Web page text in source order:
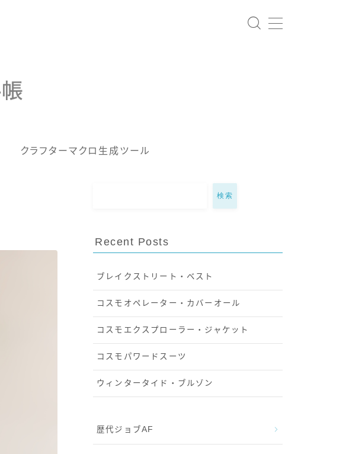
クラフターマクロ生成ツール
検索
Recent Posts
ブレイクストリート・ベスト
コスモオペレーター・カバーオール
コスモエクスプローラー・ジャケット
コスモパワードスーツ
ウィンタータイド・ブルゾン
歴代ジョブAF